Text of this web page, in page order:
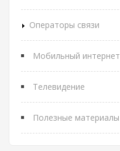
Операторы связи
Мобильный интернет
Телевидение
Полезные материалы